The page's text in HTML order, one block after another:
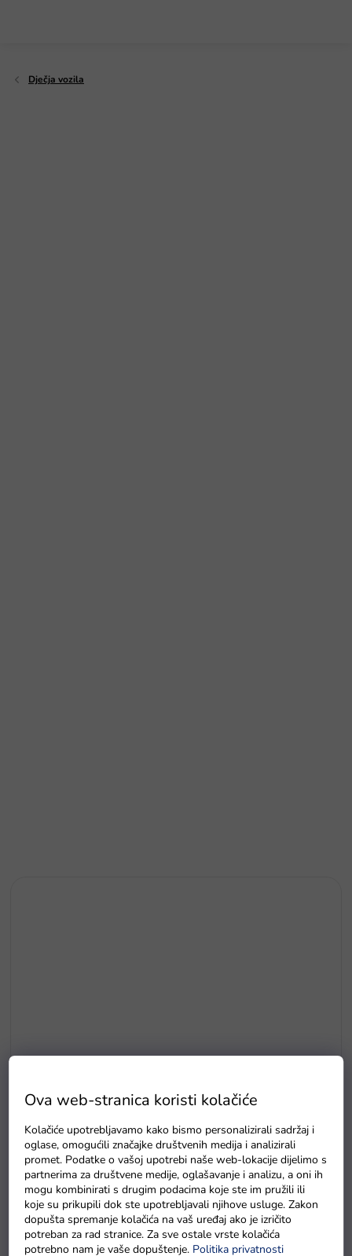
Ova web-stranica koristi kolačiće
Kolačiće upotrebljavamo kako bismo personalizirali sadržaj i
oglase, omogućili značajke društvenih medija i analizirali
promet. Podatke o vašoj upotrebi naše web-lokacije dijelimo s
partnerima za društvene medije, oglašavanje i analizu, a oni ih
mogu kombinirati s drugim podacima koje ste im pružili ili
koje su prikupili dok ste upotrebljavali njihove usluge. Zakon
dopušta spremanje kolačića na vaš uređaj ako je izričito
potreban za rad stranice. Za sve ostale vrste kolačića
potrebno nam je vaše dopuštenje. Politika privatnosti
Dječja vozila
E5
Drvene puzzle s brojevima magnetna šipka i ribice
Na zalihama